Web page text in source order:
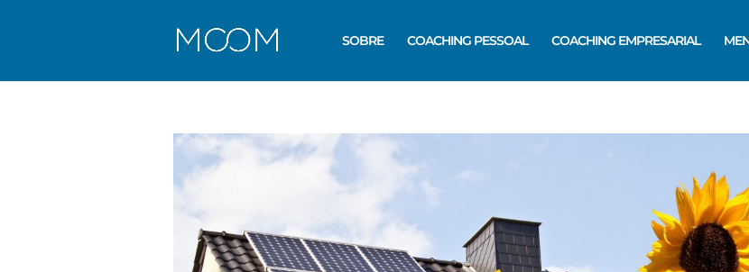
SOBRE COACHING PESSOAL COACHING EMPRESARIAL